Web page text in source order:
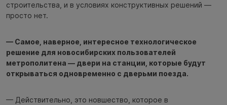
строительства, и в условиях конструктивных решений —
просто нет.
— Самое, наверное, интересное технологическое
решение для новосибирских пользователей
метрополитена — двери на станции, которые будут
открываться одновременно с дверьми поезда.
— Действительно, это новшество, которое в